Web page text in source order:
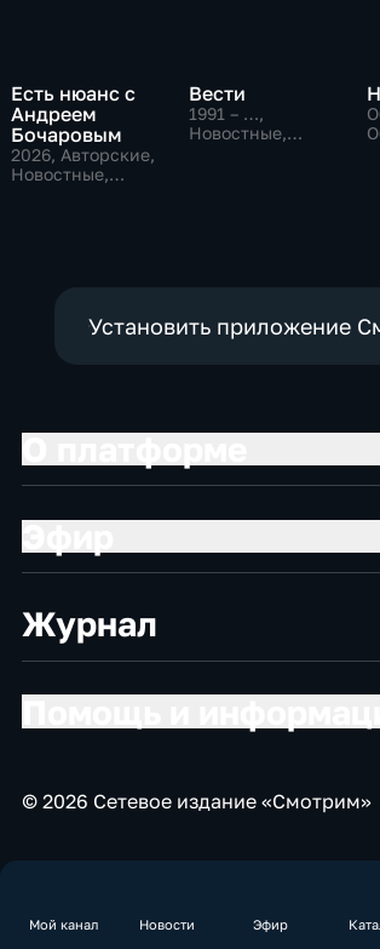
Мой канал Новости Эфир
Есть нюанс с
Андреем
Бочаровым
2026, Авторские,
Новостные,
Вести
1991 – …,
Новостные,
Установить приложение
Журнал
© 2026 Сетевое издание «Смотрим»